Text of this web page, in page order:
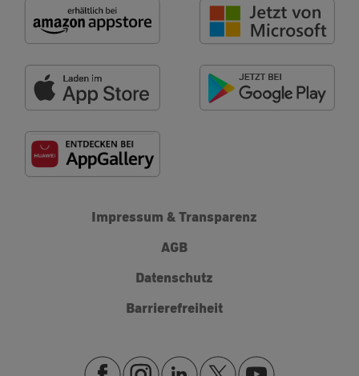
Impressum & Transparenz
AGB
Datenschutz
Barrierefreiheit